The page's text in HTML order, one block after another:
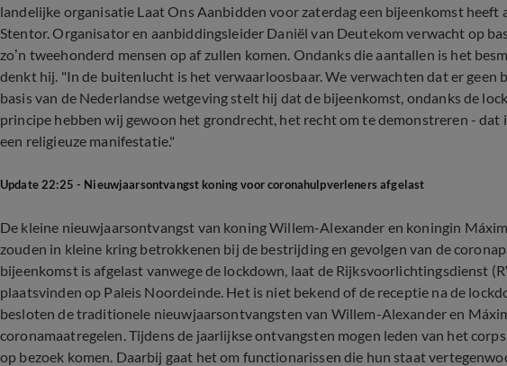
landelijke organisatie Laat Ons Aanbidden voor zaterdag een bijeenkomst heeft
Stentor. Organisator en aanbiddingsleider Daniël van Deutekom verwacht op
zo’n tweehonderd mensen op af zullen komen. Ondanks die aantallen is het
denkt hij. "In de buitenlucht is het verwaarloosbaar. We verwachten dat er geen
basis van de Nederlandse wetgeving stelt hij dat de bijeenkomst, ondanks de
principe hebben wij gewoon het grondrecht, het recht om te demonstreren - dat
een religieuze manifestatie."
Update 22:25 - Nieuwjaarsontvangst koning voor coronahulpverleners afgelast
De kleine nieuwjaarsontvangst van koning Willem-Alexander en koningin
zouden in kleine kring betrokkenen bij de bestrijding en gevolgen van de
bijeenkomst is afgelast vanwege de lockdown, laat de Rijksvoorlichtingsdienst
plaatsvinden op Paleis Noordeinde. Het is niet bekend of de receptie na de
besloten de traditionele nieuwjaarsontvangsten van Willem-Alexander en
coronamaatregelen. Tijdens de jaarlijkse ontvangsten mogen leden van het
op bezoek komen. Daarbij gaat het om functionarissen die hun staat